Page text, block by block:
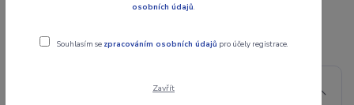
osobních údajů.
Souhlasím se zpracováním osobních údajů pro účely registrace.
Zavřít